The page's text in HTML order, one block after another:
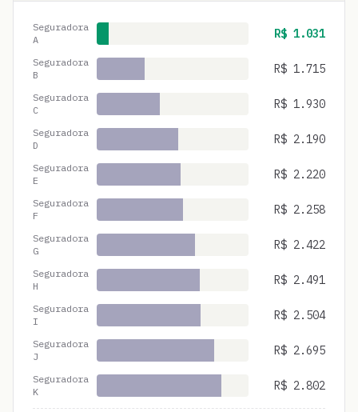
Seguradora
A
R$ 1.031
Seguradora
B
R$ 1.715
Seguradora
C
R$ 1.930
Seguradora
D
R$ 2.190
Seguradora
E
R$ 2.220
Seguradora
F
R$ 2.258
Seguradora
G
R$ 2.422
Seguradora
H
R$ 2.491
Seguradora
I
R$ 2.504
Seguradora
J
R$ 2.695
Seguradora
K
R$ 2.802